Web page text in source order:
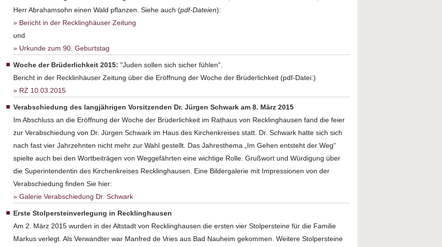
Herr Abrahamsohn einen Wald pflanzen. Siehe auch (pdf-Dateien):
Bericht in der Recklinghäuser Zeitung
und
Urkunde zum 90. Geburtstag
Woche der Brüderlichkeit 2015: "Juden sollen sich sicher fühlen".
Bericht in der Recklinhäuser Zeitung über die Eröffnung der Woche der Brüderlichkeit (pdf-Datei:)
RZ 10.03.2015
Verabschiedung des langjährigen Vorsitzenden Dr. Jürgen Schwark am 8. März 2015
Im Abschluss an die Eröffnung der Woche der Brüderlichkeit im Rathaus von Recklinghausen fand die feier
zur Verabschiedung von Dr. Jürgen Schwark im Haus des Kirchenkreises statt. Dr. Schwark hatte sich sich
nach fast vier Jahrzehnten nicht mehr zur Wahl gestellt. Das Jahresthema „Im Gehen entsteht der Weg“
spielte auch bei den Wortbeiträgen von Weggefährten eine wichtige Rolle. Grußwort und Würdigung über
die Superintendentin des Kirchenkreises Recklinghausen. Eine Bildergalerie mit Impressionen von der
Verabschiedung finden Sie hier:
Galerie Verabschiedung Dr. Schwark
Erste Stolpersteinverlegung in Recklinghausen
Am 2. März 2015 wurden in der Altstadt von Recklinghausen die ersten vier Stolpersteine für die Familie
Markus verlegt. Als Verwandter war Manfred de Vries aus Bad Nauheim gekommen. Weitere Stolpersteine